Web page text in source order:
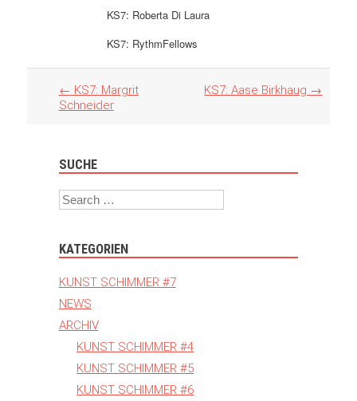
KS7: Roberta Di Laura
KS7: RythmFellows
Artikel
Navigation
← KS7: Margrit
Schneider
KS7: Aase Birkhaug →
SUCHE
Search
KATEGORIEN
KUNST SCHIMMER #7
NEWS
ARCHIV
KUNST SCHIMMER #4
KUNST SCHIMMER #5
KUNST SCHIMMER #6